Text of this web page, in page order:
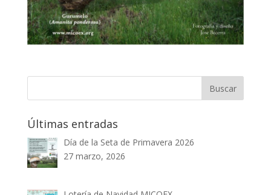
Últimas entradas
Día de la Seta de Primavera 2026
27 marzo, 2026